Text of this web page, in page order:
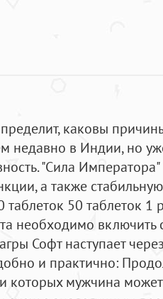
каковы
недавно в Индии, но
"Сила
а также
таблеток 50 таблеток 1
необходимо
Софт наступает
и практично:
которых мужчина